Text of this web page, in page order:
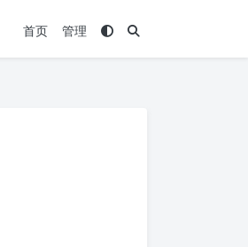
首页 管理